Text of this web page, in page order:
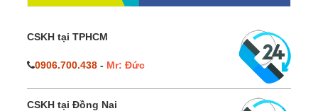
CSKH tại TPHCM
0906.700.438 - Mr: Đức
CSKH tại Đồng Nai